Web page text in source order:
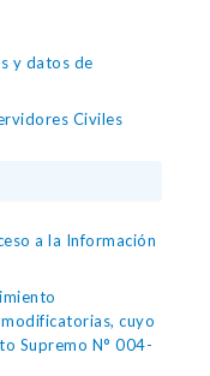
y datos de
Civiles
a la Información
cuyo
Supremo N° 004-